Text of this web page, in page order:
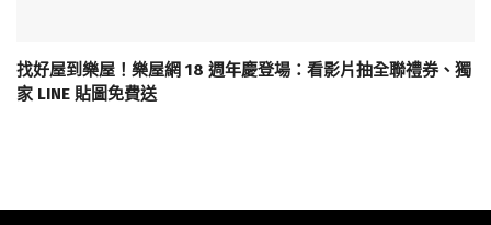
找好屋到樂屋！樂屋網 18 週年慶登場：看影片抽全聯禮券、獨
家 LINE 貼圖免費送